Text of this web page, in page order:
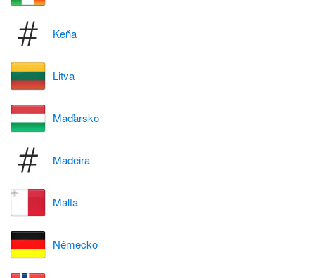
Keňa
Litva
Maďarsko
Madeira
Malta
Německo